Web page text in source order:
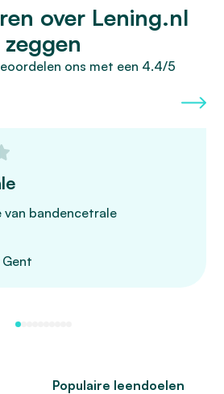
over Lening.nl
zeggen
ons met een 4.4/5
van bandencetrale
Populaire leendoelen